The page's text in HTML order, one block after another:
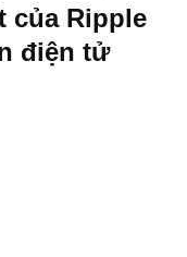
của Ripple
điện tử